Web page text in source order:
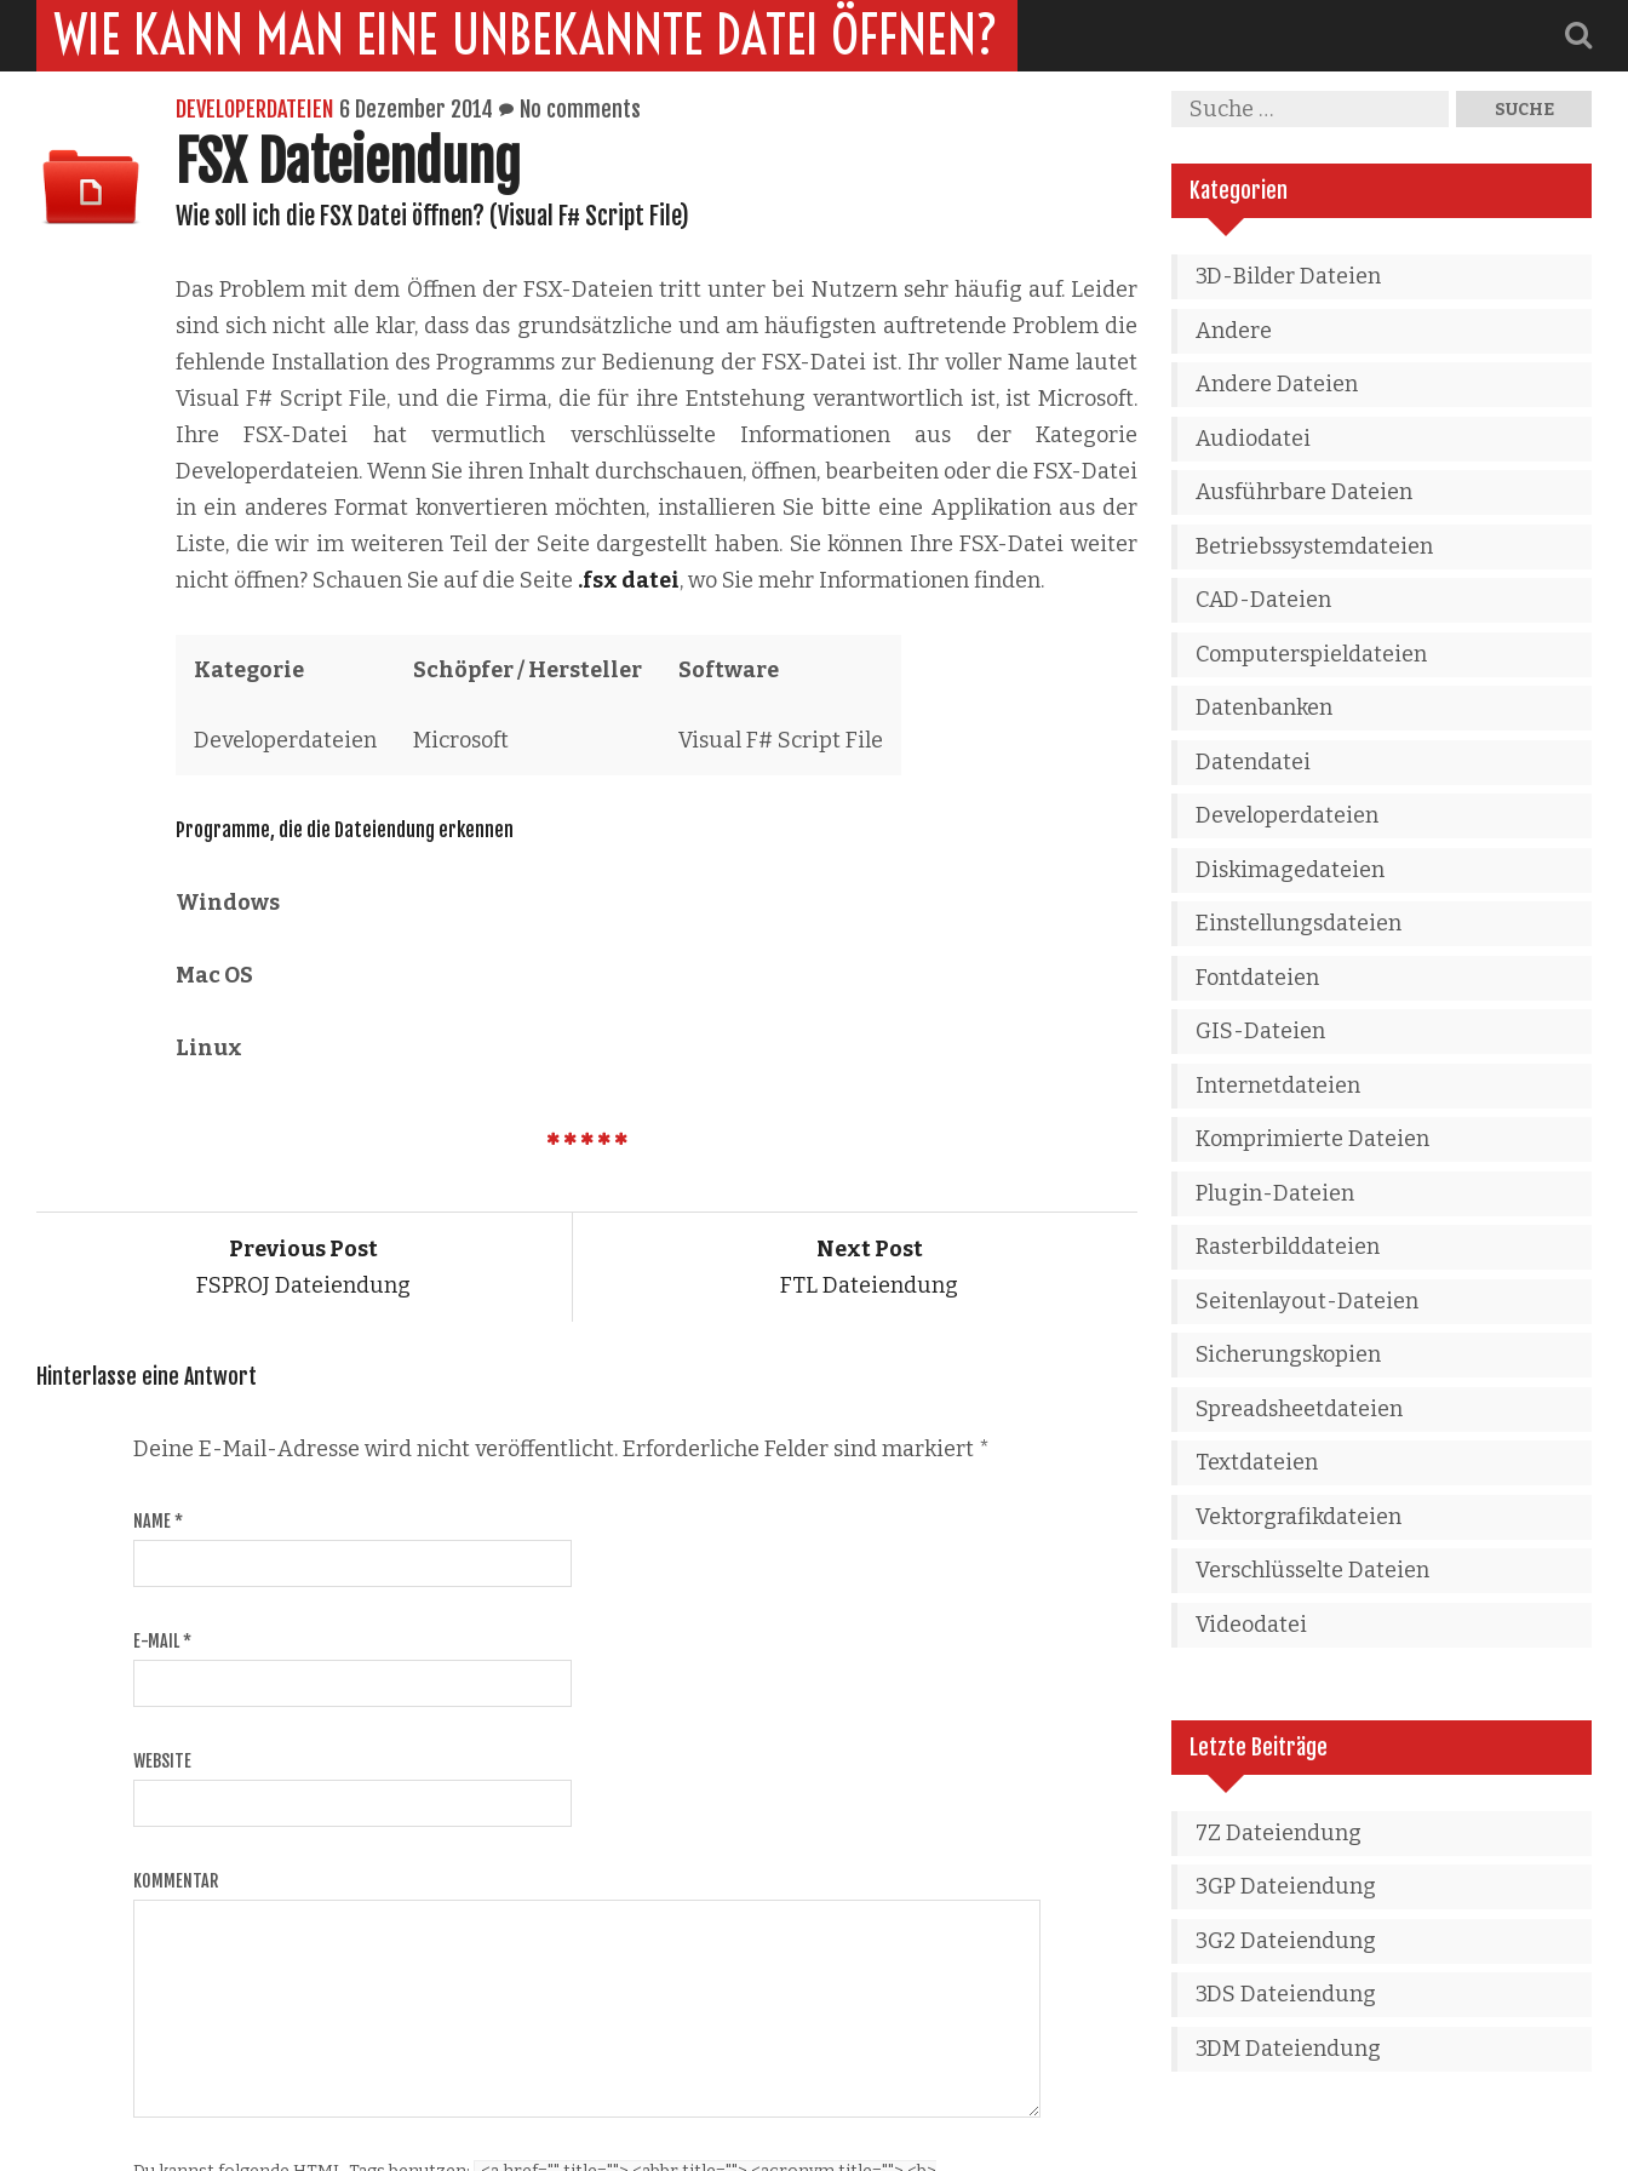
WIE KANN MAN EINE UNBEKANNTE DATEI ÖFFNEN?
DEVELOPERDATEIEN 6 Dezember 2014 No comments
FSX Dateiendung
Wie soll ich die FSX Datei öffnen? (Visual F# Script File)
Das Problem mit dem Öffnen der FSX-Dateien tritt unter bei Nutzern sehr häufig auf. Leider
sind sich nicht alle klar, dass das grundsätzliche und am häufigsten auftretende Problem die
fehlende Installation des Programms zur Bedienung der FSX-Datei ist. Ihr voller Name lautet
Visual F# Script File, und die Firma, die für ihre Entstehung verantwortlich ist, ist Microsoft.
Ihre FSX-Datei hat vermutlich verschlüsselte Informationen aus der Kategorie
Developerdateien. Wenn Sie ihren Inhalt durchschauen, öffnen, bearbeiten oder die FSX-Datei
in ein anderes Format konvertieren möchten, installieren Sie bitte eine Applikation aus der
Liste, die wir im weiteren Teil der Seite dargestellt haben. Sie können Ihre FSX-Datei weiter
nicht öffnen? Schauen Sie auf die Seite .fsx datei, wo Sie mehr Informationen finden.
Kategorie Schöpfer / Hersteller Software
Developerdateien Microsoft Visual F# Script File
Programme, die die Dateiendung erkennen
Windows
Mac OS
Linux
Previous Post
FSPROJ Dateiendung
Next Post
FTL Dateiendung
Hinterlasse eine Antwort
Deine E-Mail-Adresse wird nicht veröffentlicht. Erforderliche Felder sind markiert *
NAME*
E-MAIL*
WEBSITE
KOMMENTAR
Kategorien
3D-Bilder Dateien
Andere
Andere Dateien
Audiodatei
Ausführbare Dateien
Betriebssystemdateien
CAD-Dateien
Computerspieldateien
Datenbanken
Datendatei
Developerdateien
Diskimagedateien
Einstellungsdateien
Fontdateien
GIS-Dateien
Internetdateien
Komprimierte Dateien
Plugin-Dateien
Rasterbilddateien
Seitenlayout-Dateien
Sicherungskopien
Spreadsheetdateien
Textdateien
Vektorgrafikdateien
Verschlüsselte Dateien
Videodatei
Letzte Beiträge
7Z Dateiendung
3GP Dateiendung
3G2 Dateiendung
3DS Dateiendung
3DM Dateiendung